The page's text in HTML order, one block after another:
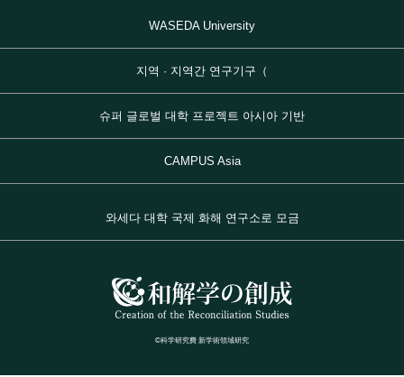
WASEDA University
지역 · 지역간 연구기구（
슈퍼 글로벌 대학 프로젝트 아시아 기반
CAMPUS Asia
와세다 대학 국제 화해 연구소로 모금
©科学研究費 新学術領域研究